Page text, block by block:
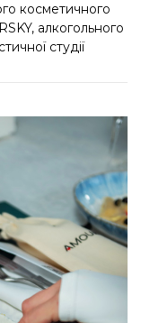
косметичного
алкогольного
студії